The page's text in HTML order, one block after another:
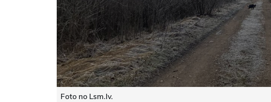
Foto no Lsm.lv.